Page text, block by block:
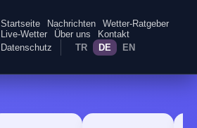
Startseite Nachrichten
Wetter-Ratgeber
Live-Wetter
Über uns
Kontakt
Datenschutz
TR DE EN